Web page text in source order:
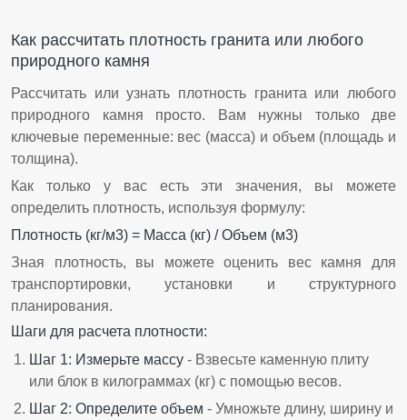
Как рассчитать плотность гранита или любого
природного камня
Рассчитать или узнать плотность гранита или любого
природного камня просто. Вам нужны только две
ключевые переменные: вес (масса) и объем (площадь и
толщина).
Как только у вас есть эти значения, вы можете
определить плотность, используя формулу:
Плотность (кг/м3) = Масса (кг) / Объем (м3)
Зная плотность, вы можете оценить вес камня для
транспортировки, установки и структурного
планирования.
Шаги для расчета плотности:
Шаг 1: Измерьте массу - Взвесьте каменную плиту
или блок в килограммах (кг) с помощью весов.
Шаг 2: Определите объем - Умножьте длину, ширину и